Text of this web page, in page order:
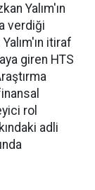
Yalım'ın
verdiği
itiraf
giren HTS
rol
adli